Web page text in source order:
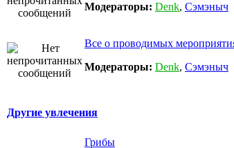
Модераторы: Denk, Сэмэныч
Все о проводимых
Модераторы: Denk, Сэмэныч
Другие увлечения
Грибы